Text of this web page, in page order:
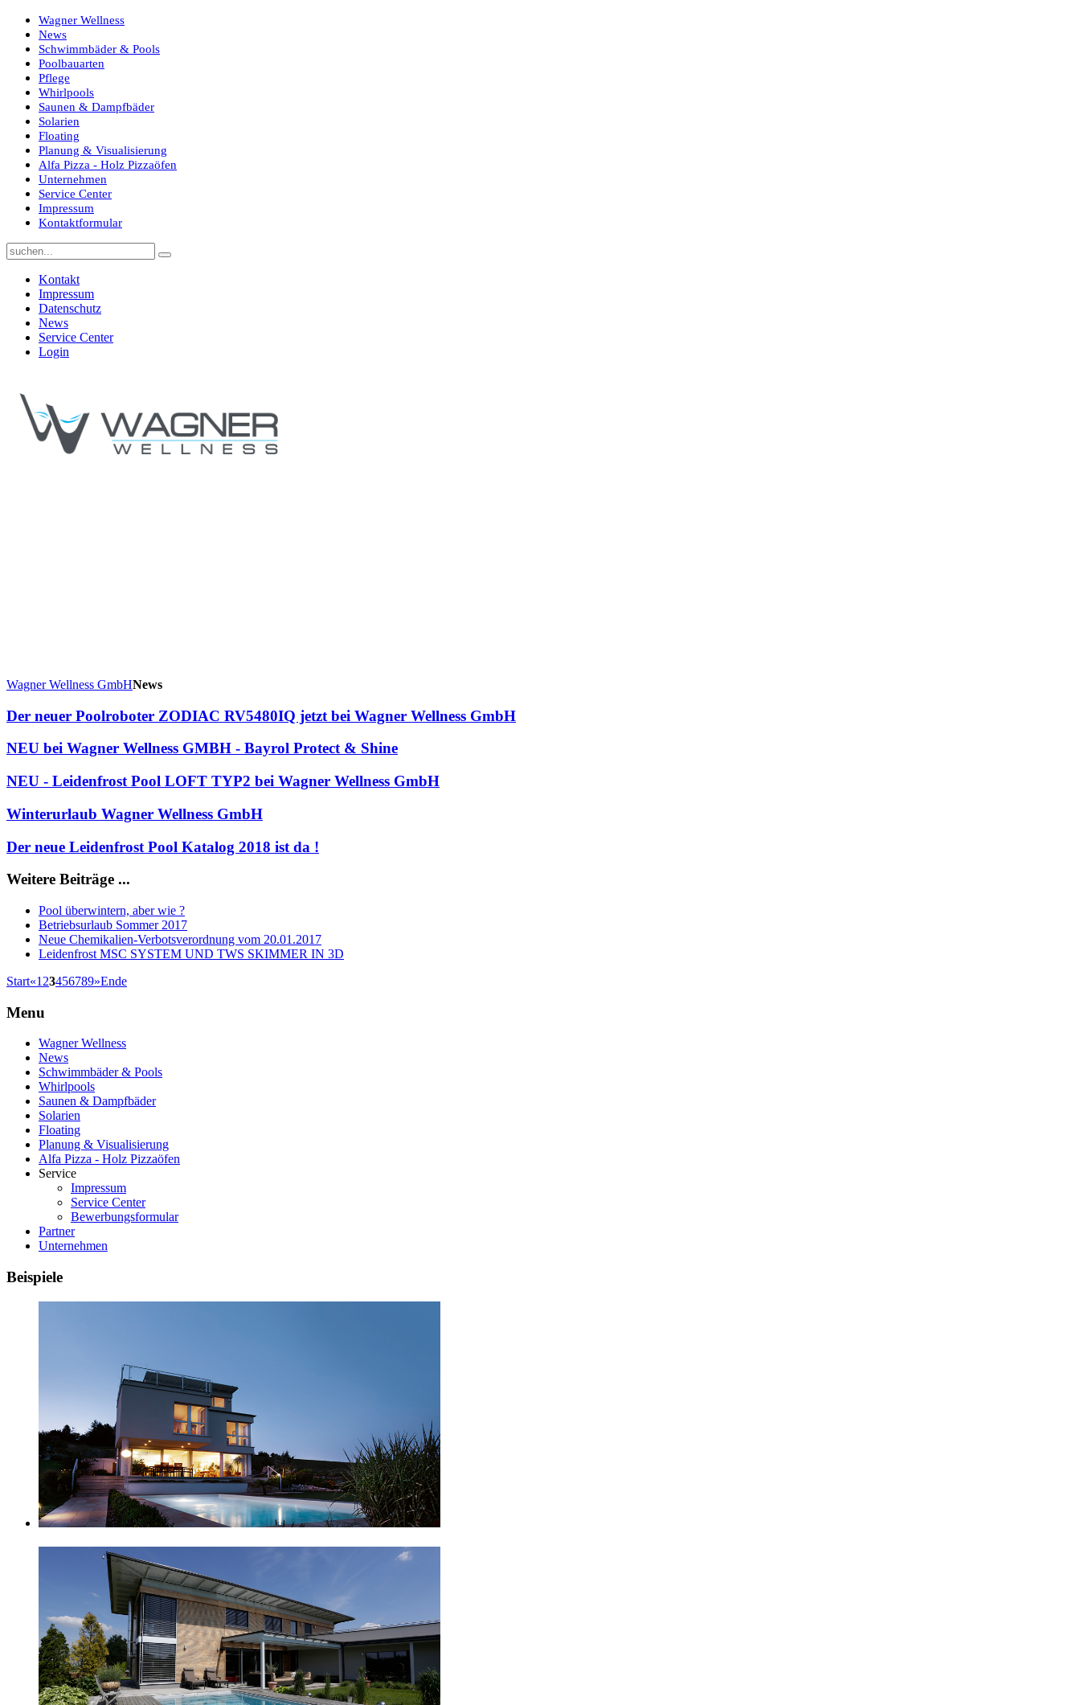
Wagner Wellness
News
Schwimmbäder & Pools
Poolbauarten
Pflege
Whirlpools
Saunen & Dampfbäder
Solarien
Floating
Planung & Visualisierung
Alfa Pizza - Holz Pizzaöfen
Unternehmen
Service Center
Impressum
Kontaktformular
Kontakt
Impressum
Datenschutz
News
Service Center
Login
Wagner Wellness GmbHNews
Der neuer Poolroboter ZODIAC RV5480IQ jetzt bei Wagner Wellness GmbH
NEU bei Wagner Wellness GMBH - Bayrol Protect & Shine
NEU - Leidenfrost Pool LOFT TYP2 bei Wagner Wellness GmbH
Winterurlaub Wagner Wellness GmbH
Der neue Leidenfrost Pool Katalog 2018 ist da !
Weitere Beiträge ...
Pool überwintern, aber wie ?
Betriebsurlaub Sommer 2017
Neue Chemikalien-Verbotsverordnung vom 20.01.2017
Leidenfrost MSC SYSTEM UND TWS SKIMMER IN 3D
Start«1 23456789»Ende
Menu
Wagner Wellness
News
Schwimmbäder & Pools
Whirlpools
Saunen & Dampfbäder
Solarien
Floating
Planung & Visualisierung
Alfa Pizza - Holz Pizzaöfen
Service
Impressum
Service Center
Bewerbungsformular
Partner
Unternehmen
Beispiele